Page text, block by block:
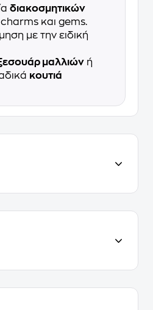
διακοσμητικών
και gems.
με την ειδική
μαλλιών ή
κουτιά